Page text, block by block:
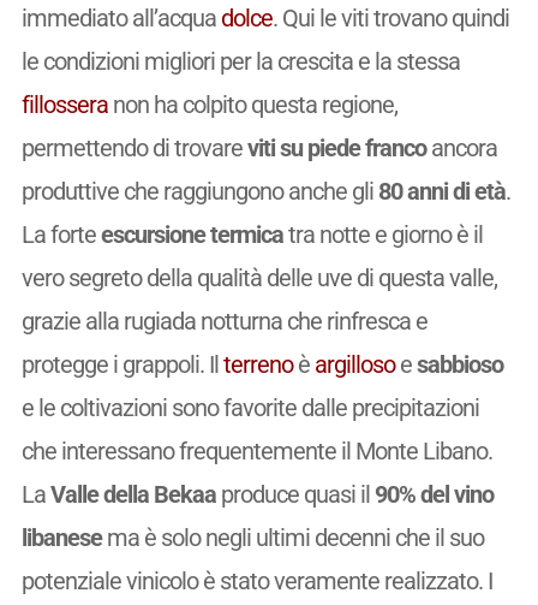
immediato all’acqua dolce. Qui le viti trovano quindi
le condizioni migliori per la crescita e la stessa
fillosseranon ha colpito questa regione,
permettendo di trovareviti su piede francoancora
produttive che raggiungono anche gli 80 anni di età.
La forteescursione termicatra notte e giorno è il
vero segreto della qualità delle uve di questa valle,
grazie alla rugiada notturna che rinfresca e
protegge i grappoli. Ilterreno è argillosoesabbioso
e le coltivazioni sono favorite dalle precipitazioni
che interessano frequentemente il Monte Libano.
LaValle della Bekaaproduce quasi il 90% del vino
libanesema è solo negli ultimi decenni che il suo
potenziale vinicolo è stato veramente realizzato. I